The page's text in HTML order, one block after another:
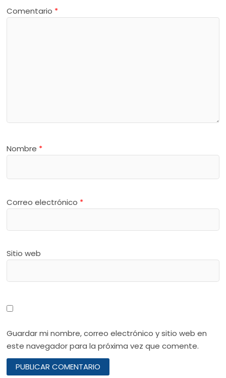
Comentario *
Nombre *
Correo electrónico *
Sitio web
Guardar mi nombre, correo electrónico y sitio web en
este navegador para la próxima vez que comente.